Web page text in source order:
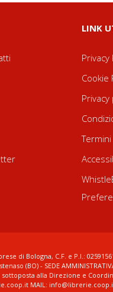
LINK
Privacy
Cookie
di Bologna, C.F. e P.I.:
(BO) - SEDE
sottoposta alla Direzione e
MAIL: